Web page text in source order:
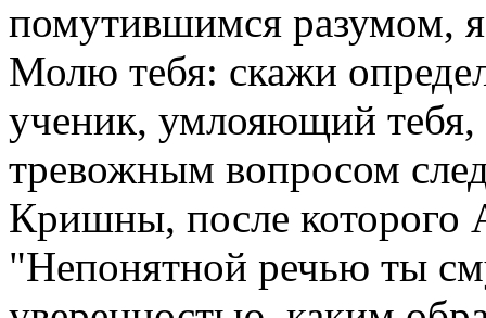
помутившимся разумом,
Молю тебя: скажи
ученик, умлояющий
тревожным вопросом
Кришны, после которого
"Непонятной речью ты